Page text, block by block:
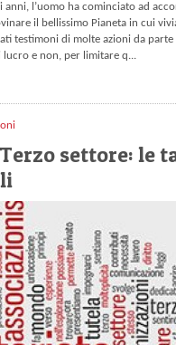
l’uomo ha cominciato ad
il bellissimo Pianeta in cui
testimoni di molte azioni da parte
lucro e non, per limitare q...
settore: le